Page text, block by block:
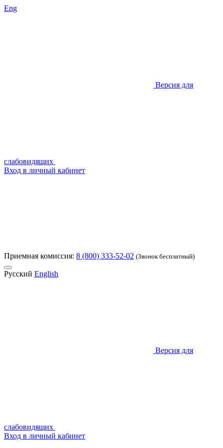
Eng
Версия для
слабовидящих
Вход в личный кабинет
Приемная комиссия: 8 (800) 333-52-02 (Звонок бесплатный)
Русский English
Версия для
слабовидящих
Вход в личный кабинет